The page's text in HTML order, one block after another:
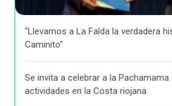
"Llevamos a La Falda la verdadera
Caminito"
Se invita a celebrar a la
actividades en la Costa riojana